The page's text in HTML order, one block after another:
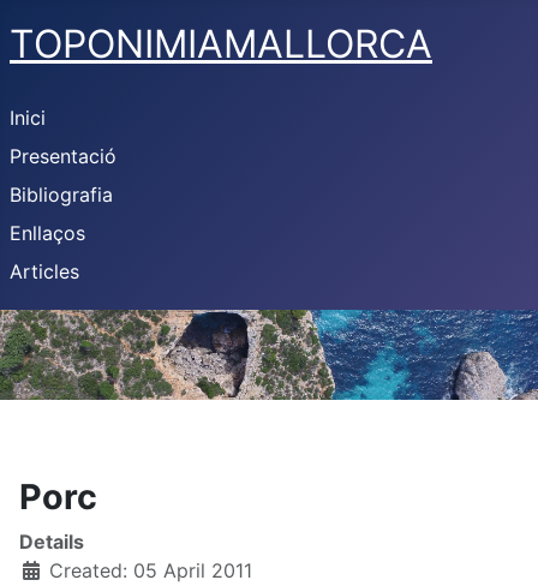
TOPONIMIAMALLORCA
Inici
Presentació
Bibliografia
Enllaços
Articles
Porc
Details
Created: 05 April 2011